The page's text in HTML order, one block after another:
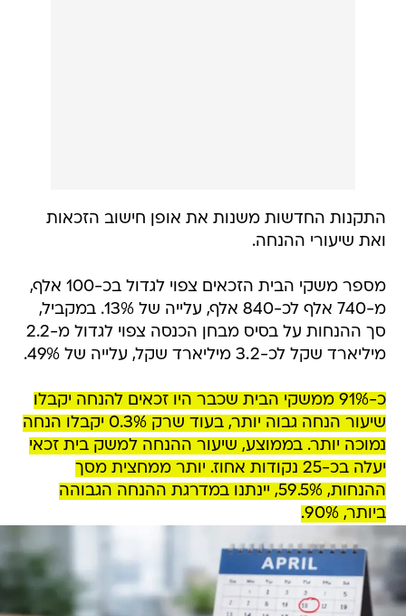
התקנות החדשות משנות את אופן חישוב הזכאות
ואת שיעורי ההנחה.
מספר משקי הבית הזכאים צפוי לגדול בכ-100 אלף,
מ-740 אלף לכ-840 אלף, עלייה של 13%. במקביל,
סך ההנחות על בסיס מבחן הכנסה צפוי לגדול מ-2.2
מיליארד שקל לכ-3.2 מיליארד שקל, עלייה של 49%.
כ-91% ממשקי הבית שכבר היו זכאים להנחה יקבלו
שיעור הנחה גבוה יותר, בעוד שרק 0.3% יקבלו הנחה
נמוכה יותר. בממוצע, שיעור ההנחה למשק בית זכאי
יעלה בכ-25 נקודות אחוז. יותר ממחצית מסך
ההנחות, 59.5%, יינתנו במדרגת ההנחה הגבוהה
ביותר, 90%.